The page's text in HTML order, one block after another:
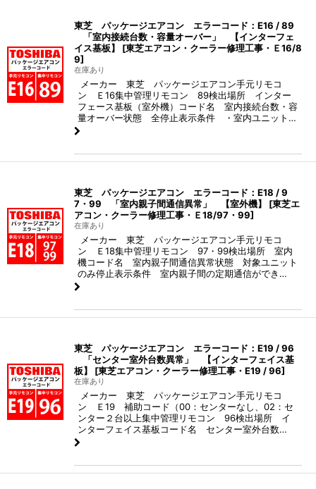
東芝 パッケージエアコン エラーコード：E16 / 89
「室内接続台数・容量オーバー」 【インターフェ
イス基板】
[東芝エアコン・クーラー修理工事・Ｅ16/8
9]
在庫あり
メーカー 東芝 パッケージエアコン手元リモコ
ン Ｅ16集中管理リモコン 89検出場所 インター
フェース基板（室外機）コード名 室内接続台数・容
量オーバー状態 全停止表示条件 ・室内ユニット…
東芝 パッケージエアコン エラーコード：E18 / 9
7・99 「室内親子間通信異常」 【室外機】
[東芝エ
アコン・クーラー修理工事・Ｅ18/97・99]
在庫あり
メーカー 東芝 パッケージエアコン手元リモコ
ン Ｅ18集中管理リモコン 97・99検出場所 室内
機コード名 室内親子間通信異常状態 対象ユニット
のみ停止表示条件 室内親子間の定期通信ができ…
東芝 パッケージエアコン エラーコード：E19 / 96
「センター室外台数異常」 【インターフェイス基
板】
[東芝エアコン・クーラー修理工事・E19 / 96]
在庫あり
メーカー 東芝 パッケージエアコン手元リモコ
ン Ｅ19 補助コード（00：センターなし、02：セ
ンター２台以上集中管理リモコン 96検出場所 イ
ンターフェイス基板コード名 センター室外台数…